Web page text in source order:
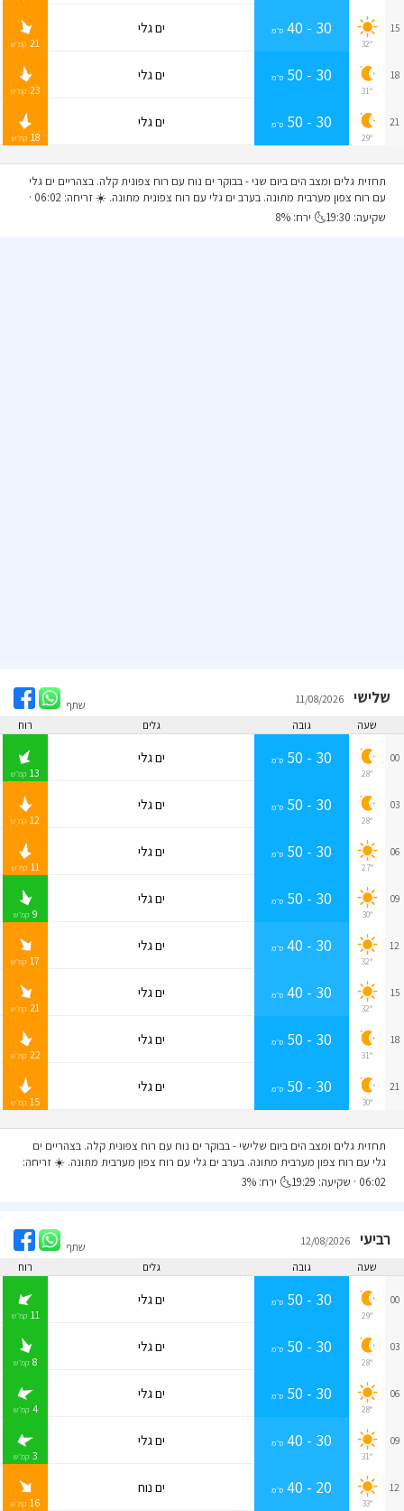
15
32°
30 - 40 ס״מ ים גלי
21 קמ״ש
18
31°
30 - 50 ס״מ ים גלי
23 קמ״ש
21
29°
30 - 50 ס״מ ים גלי
18 קמ״ש
תחזית גלים ומצב הים ביום שני- בבוקר ים נוח עם רוח צפונית קלה. בצהריים ים גלי
עם רוח צפון מערבית מתונה. בערב ים גלי עם רוח צפונית מתונה. ☀️ זריחה: 06:02 ·
שקיעה: 19:30🌜 ירח: 8%
שלישי
שתף
שעה
גובה גלים רוח
00
28°
30 - 50 ס״מ ים גלי
13 קמ״ש
03
28°
30 - 50 ס״מ ים גלי
12 קמ״ש
06
27°
30 - 50 ס״מ ים גלי
11 קמ״ש
09
30°
30 - 50 ס״מ ים גלי
9 קמ״ש
12
32°
30 - 40 ס״מ ים גלי
17 קמ״ש
15
32°
30 - 40 ס״מ ים גלי
21 קמ״ש
18
31°
30 - 50 ס״מ ים גלי
22 קמ״ש
21
30°
30 - 50 ס״מ ים גלי
15 קמ״ש
תחזית גלים ומצב הים ביום שלישי- בבוקר ים נוח עם רוח צפונית קלה. בצהריים ים
גלי עם רוח צפון מערבית מתונה. בערב ים גלי עם רוח צפון מערבית מתונה. ☀️ זריחה:
06:02 · שקיעה: 19:29🌜 ירח: 3%
רביעי
שתף
שעה
גובה גלים רוח
00
29°
30 - 50 ס״מ ים גלי
11 קמ״ש
03
28°
30 - 50 ס״מ ים גלי
8 קמ״ש
06
28°
30 - 50 ס״מ ים גלי
4 קמ״ש
09
31°
30 - 40 ס״מ ים גלי
3 קמ״ש
12
33°
20 - 40 ס״מ ים נוח
16 קמ״ש